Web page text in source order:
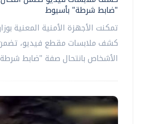
"ضابط شرطة" بأسيوط
تمكنت الأجهزة الأمنية المعنية
كشف ملابسات مقطع فيديو،
الأشخاص بانتحال صفة "ضابط